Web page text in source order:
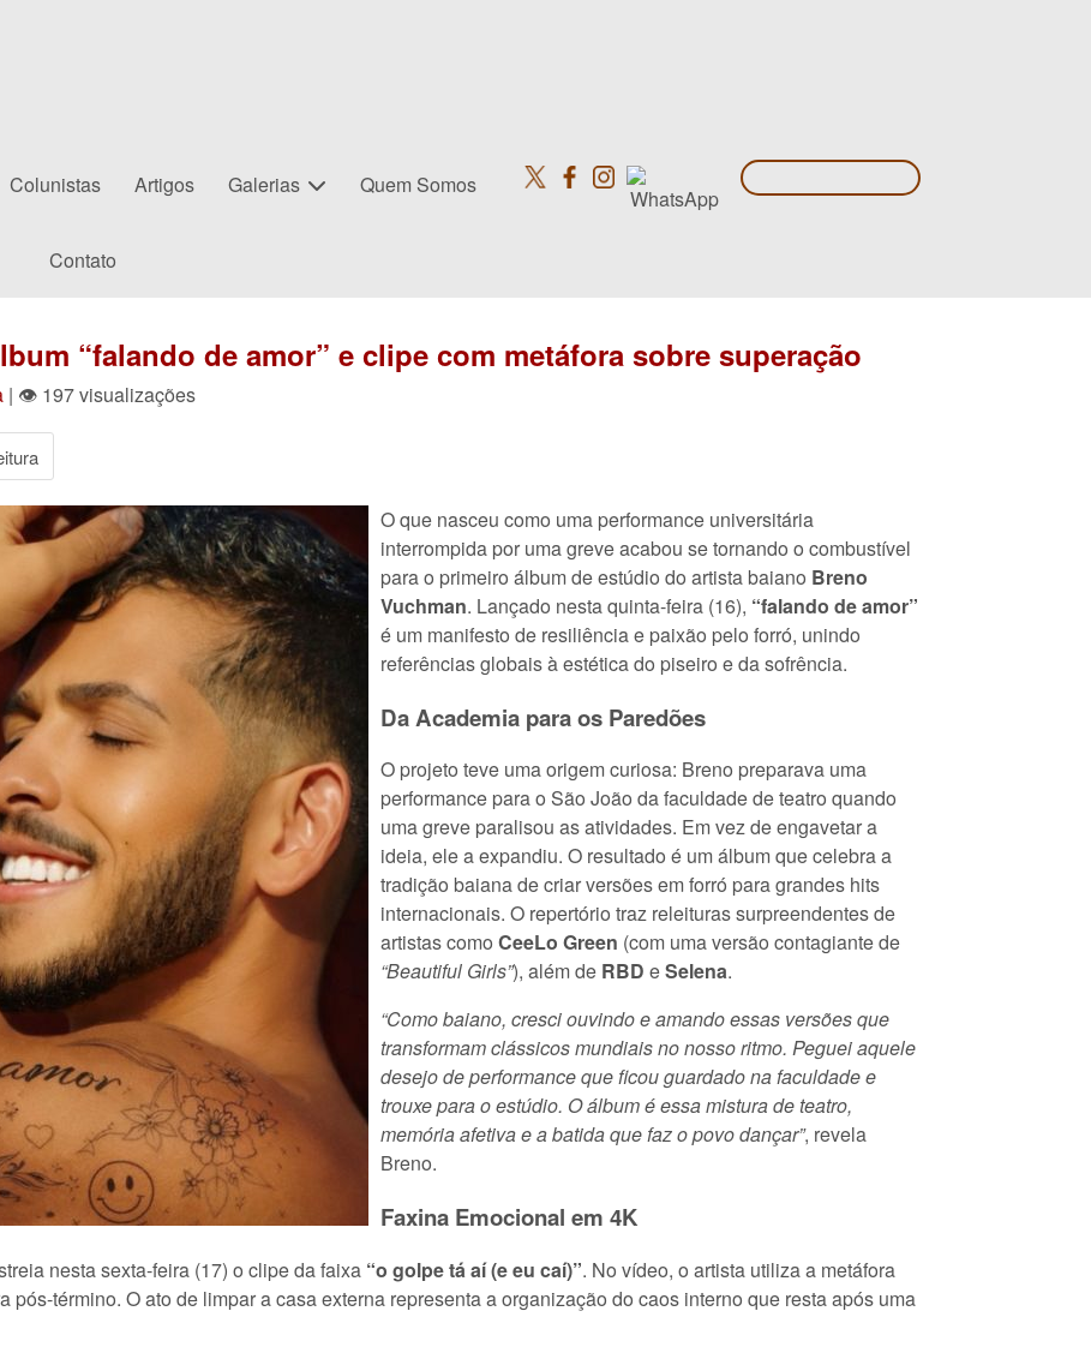
Colunistas Artigos Galerias Quem Somos
Contato
“falando de amor” e clipe com metáfora sobre superação
| 👁 197 visualizações
O que nasceu como uma performance universitária
interrompida por uma greve acabou se tornando o combustível
para o primeiro álbum de estúdio do artista baiano Breno
Vuchman. Lançado nesta quinta-feira (16), “falando de amor”
é um manifesto de resiliência e paixão pelo forró, unindo
referências globais à estética do piseiro e da sofrência.
Da Academia para os Paredões
O projeto teve uma origem curiosa: Breno preparava uma
performance para o São João da faculdade de teatro quando
uma greve paralisou as atividades. Em vez de engavetar a
ideia, ele a expandiu. O resultado é um álbum que celebra a
tradição baiana de criar versões em forró para grandes hits
internacionais. O repertório traz releituras surpreendentes de
artistas como CeeLo Green (com uma versão contagiante de
“Beautiful Girls”), além de RBD eSelena.
“Como baiano, cresci ouvindo e amando essas versões que
transformam clássicos mundiais no nosso ritmo. Peguei aquele
desejo de performance que ficou guardado na faculdade e
trouxe para o estúdio. O álbum é essa mistura de teatro,
memória afetiva e a batida que faz o povo dançar”, revela
Breno.
Faxina Emocional em 4K
nesta sexta-feira (17) o clipe da faixa “o golpe tá aí (e eu caí)”. No vídeo, o artista utiliza a metáfora
pós-término. O ato de limpar a casa externa representa a organização do caos interno que resta após uma